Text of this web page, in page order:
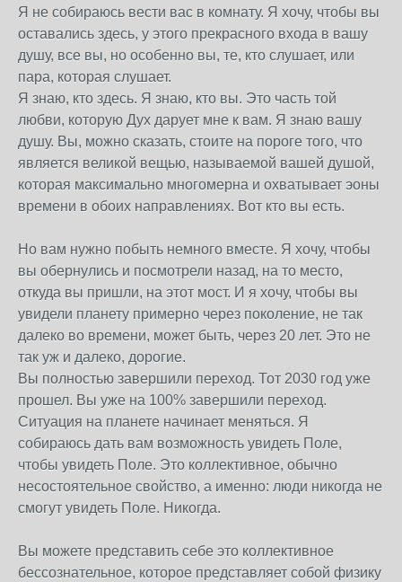
Я не собираюсь вести вас в комнату. Я хочу, чтобы вы
оставались здесь, у этого прекрасного входа в вашу
душу, все вы, но особенно вы, те, кто слушает, или
пара, которая слушает.
Я знаю, кто здесь. Я знаю, кто вы. Это часть той
любви, которую Дух дарует мне к вам. Я знаю вашу
душу. Вы, можно сказать, стоите на пороге того, что
является великой вещью, называемой вашей душой,
которая максимально многомерна и охватывает эоны
времени в обоих направлениях. Вот кто вы есть.
Но вам нужно побыть немного вместе. Я хочу, чтобы
вы обернулись и посмотрели назад, на то место,
откуда вы пришли, на этот мост. И я хочу, чтобы вы
увидели планету примерно через поколение, не так
далеко во времени, может быть, через 20 лет. Это не
так уж и далеко, дорогие.
Вы полностью завершили переход. Тот 2030 год уже
прошел. Вы уже на 100% завершили переход.
Ситуация на планете начинает меняться. Я
собираюсь дать вам возможность увидеть Поле,
чтобы увидеть Поле. Это коллективное, обычно
несостоятельное свойство, а именно: люди никогда не
смогут увидеть Поле. Никогда.
Вы можете представить себе это коллективное
бессознательное, которое представляет собой физику